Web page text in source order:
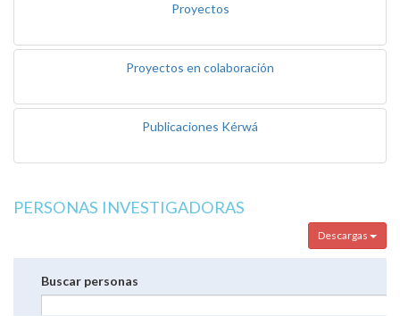
Proyectos
Proyectos en colaboración
Publicaciones Kérwá
PERSONAS INVESTIGADORAS
Descargas
Buscar personas